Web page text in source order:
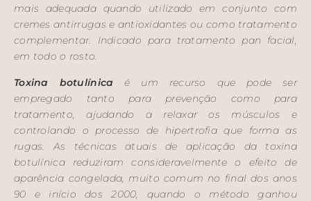
mais adequada quando utilizado em conjunto com
cremes antirrugas e antioxidantes ou como tratamento
complementar. Indicado para tratamento pan facial,
em todo o rosto.
Toxina botulínica é um recurso que pode ser
empregado tanto para prevenção como para
tratamento, ajudando a relaxar os músculos e
controlando o processo de hipertrofia que forma as
rugas. As técnicas atuais de aplicação da toxina
botulínica reduziram consideravelmente o efeito de
aparência congelada, muito comum no final dos anos
90 e início dos 2000, quando o método ganhou